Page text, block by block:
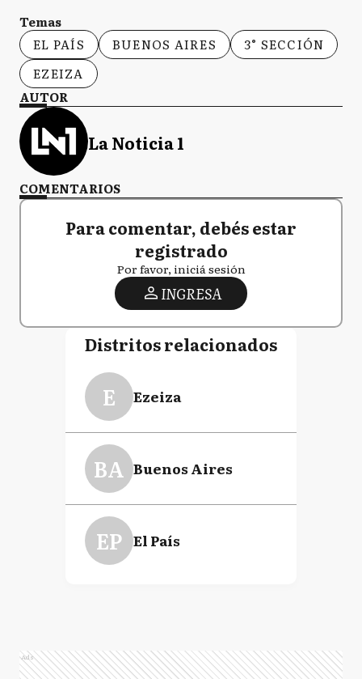
Temas
EL PAÍS
BUENOS AIRES
3° SECCIÓN
EZEIZA
AUTOR
La Noticia 1
COMENTARIOS
Para comentar, debés estar
registrado
Por favor, iniciá sesión
INGRESA
Distritos relacionados
E Ezeiza
BA Buenos Aires
EP El País
Ads